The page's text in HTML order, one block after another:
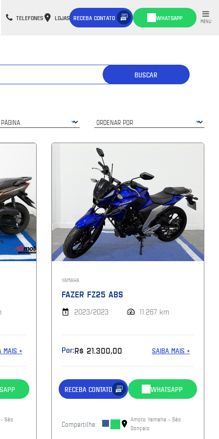
TELEFONES LOJAS RECEBA CONTATO WHATSAPP MENU
BUSCAR
MAIS +
São
YAMAHA
FAZER FZ25 ABS
2023/2023 11.267 km
Por:R$ 21.300,00 SAIBA MAIS +
RECEBA CONTATO WHATSAPP
Compartilhe:
Amoto Yamaha - São
Gonçalo